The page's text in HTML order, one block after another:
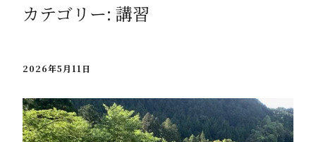
カテゴリー: 講習
2026年5月11日